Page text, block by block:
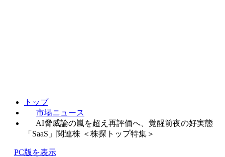
トップ
市場ニュース
AI脅威論の嵐を超え再評価へ、覚醒前夜の好実態
「SaaS」関連株 ＜株探トップ特集＞
PC版を表示